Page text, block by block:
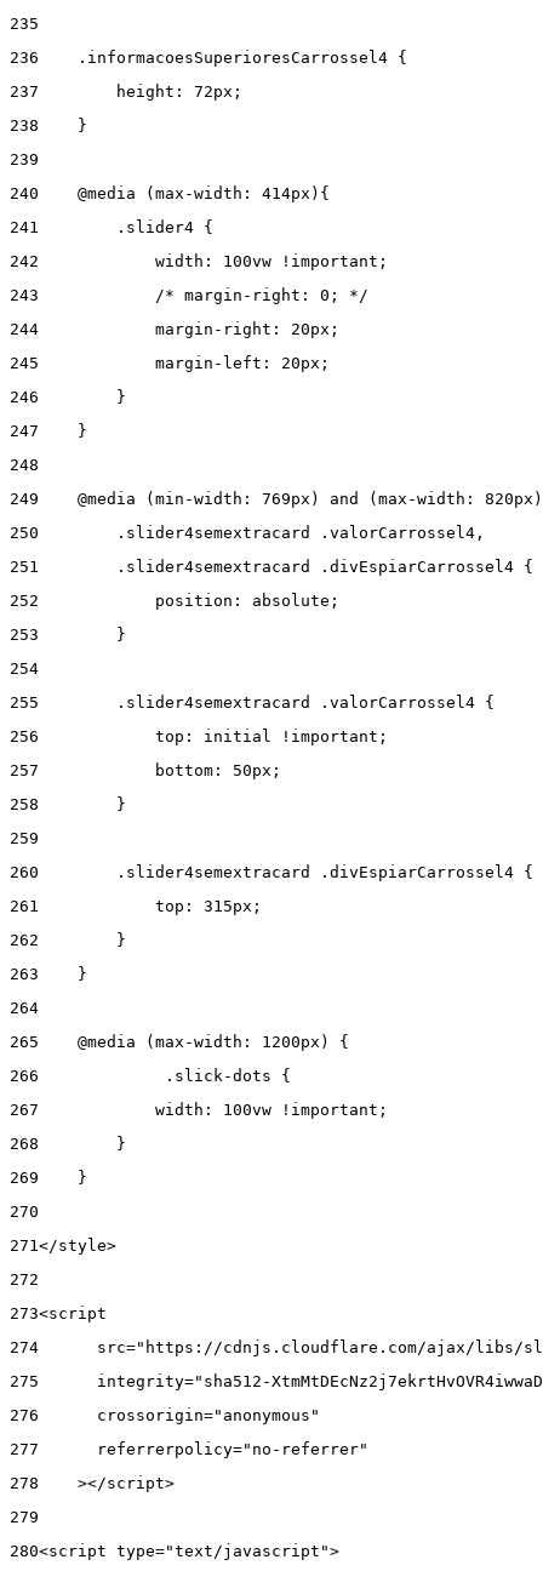
235
236
    .informacoesSuperioresCarrossel4 {
237
        height: 72px;
238
    }
239
240
    @media (max-width: 414px){
241
        .slider4 {
242
            width: 100vw !important;
243
            /* margin-right: 0; */
244
            margin-right: 20px;
245
            margin-left: 20px;
246
        }
247
    }
248
249
@media (min-width: 769px) and (max-width:
250
        .slider4semextracard .valorCarrossel4,
251
        .slider4semextracard .divEspiarCarrossel4 {
252
            position: absolute;
253
        }
254
255
        .slider4semextracard .valorCarrossel4 {
256
            top: initial !important;
257
            bottom: 50px;
258
        }
259
260
        .slider4semextracard .divEspiarCarrossel4 {
261
            top: 315px;
262
        }
263
    }
264
265
    @media (max-width: 1200px) {
266
      	.slick-dots {
267
            width: 100vw !important;
268
        }
269
    }
270
271 </style>
272
273<script
274
src="https://cdnjs.cloudflare.com/ajax/libs/
275
integrity="sha512-
276
      crossorigin="anonymous"
277
      referrerpolicy="no-referrer"
278
    ></script>
279
280<script type="text/javascript">